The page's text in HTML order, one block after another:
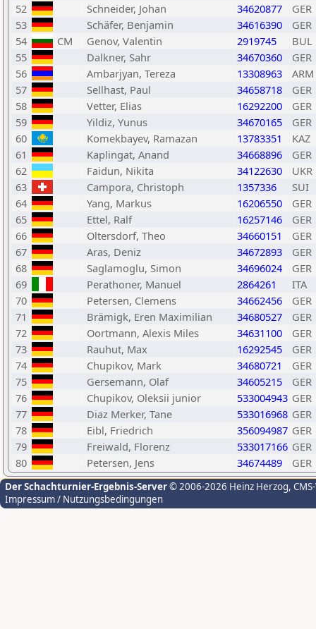
52
Schneider, Johan 34620877
GER
53
Schäfer, Benjamin 34616390
GER
54
CM Genov, Valentin 2919745
BUL
55
Dalkner, Sahr 34670360
GER
56
Ambarjyan, Tereza 13308963
ARM
57
Sellhast, Paul 34658718
GER
58
Vetter, Elias 16292200
GER
59
Yildiz, Yunus 34670165
GER
60
Komekbayev, Ramazan 13783351
KAZ
61
Kaplingat, Anand 34668896
GER
62
Faidun, Nikita 34122630
UKR
63
Campora, Christoph 1357336
SUI
64
Yang, Markus 16206550
GER
65
Ettel, Ralf 16257146
GER
66
Oltersdorf, Theo 34660151
GER
67
Aras, Deniz 34672893
GER
68
Saglamoglu, Simon 34696024
GER
69
Perathoner, Manuel 2864261
ITA
70
Petersen, Clemens 34662456
GER
71
Brämigk, Eren Maximilian 34680527
GER
72
Oortmann, Alexis Miles 34631100
GER
73
Rauhut, Max 16292545
GER
74
Chupikov, Mark 34680721
GER
75
Gersemann, Olaf 34605215
GER
76
Chupikov, Oleksii junior 533004943 GER
77
Diaz Merker, Tane 533016968 GER
78
Eibl, Friedrich 356094987 GER
79
Freiwald, Florenz 533017166 GER
80
Petersen, Jens 34674489 GER
Der Schachturnier-Ergebnis-Server© 2006-2026 Heinz Herzog,
Impressum / Nutzungsbedingungen